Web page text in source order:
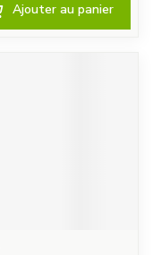
Ajouter au panier